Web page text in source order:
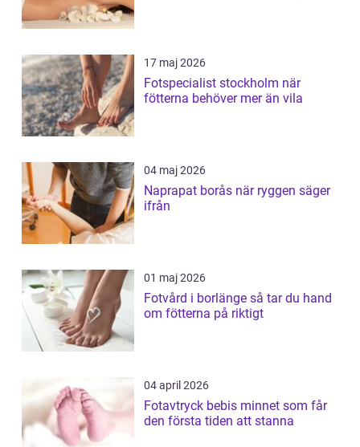
17 maj 2026
Fotspecialist stockholm när
fötterna behöver mer än vila
04 maj 2026
Naprapat borås när ryggen säger
ifrån
01 maj 2026
Fotvård i borlänge så tar du hand
om fötterna på riktigt
04 april 2026
Fotavtryck bebis minnet som får
den första tiden att stanna